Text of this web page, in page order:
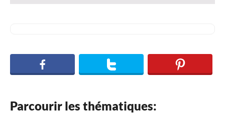
Parcourir les thématiques: